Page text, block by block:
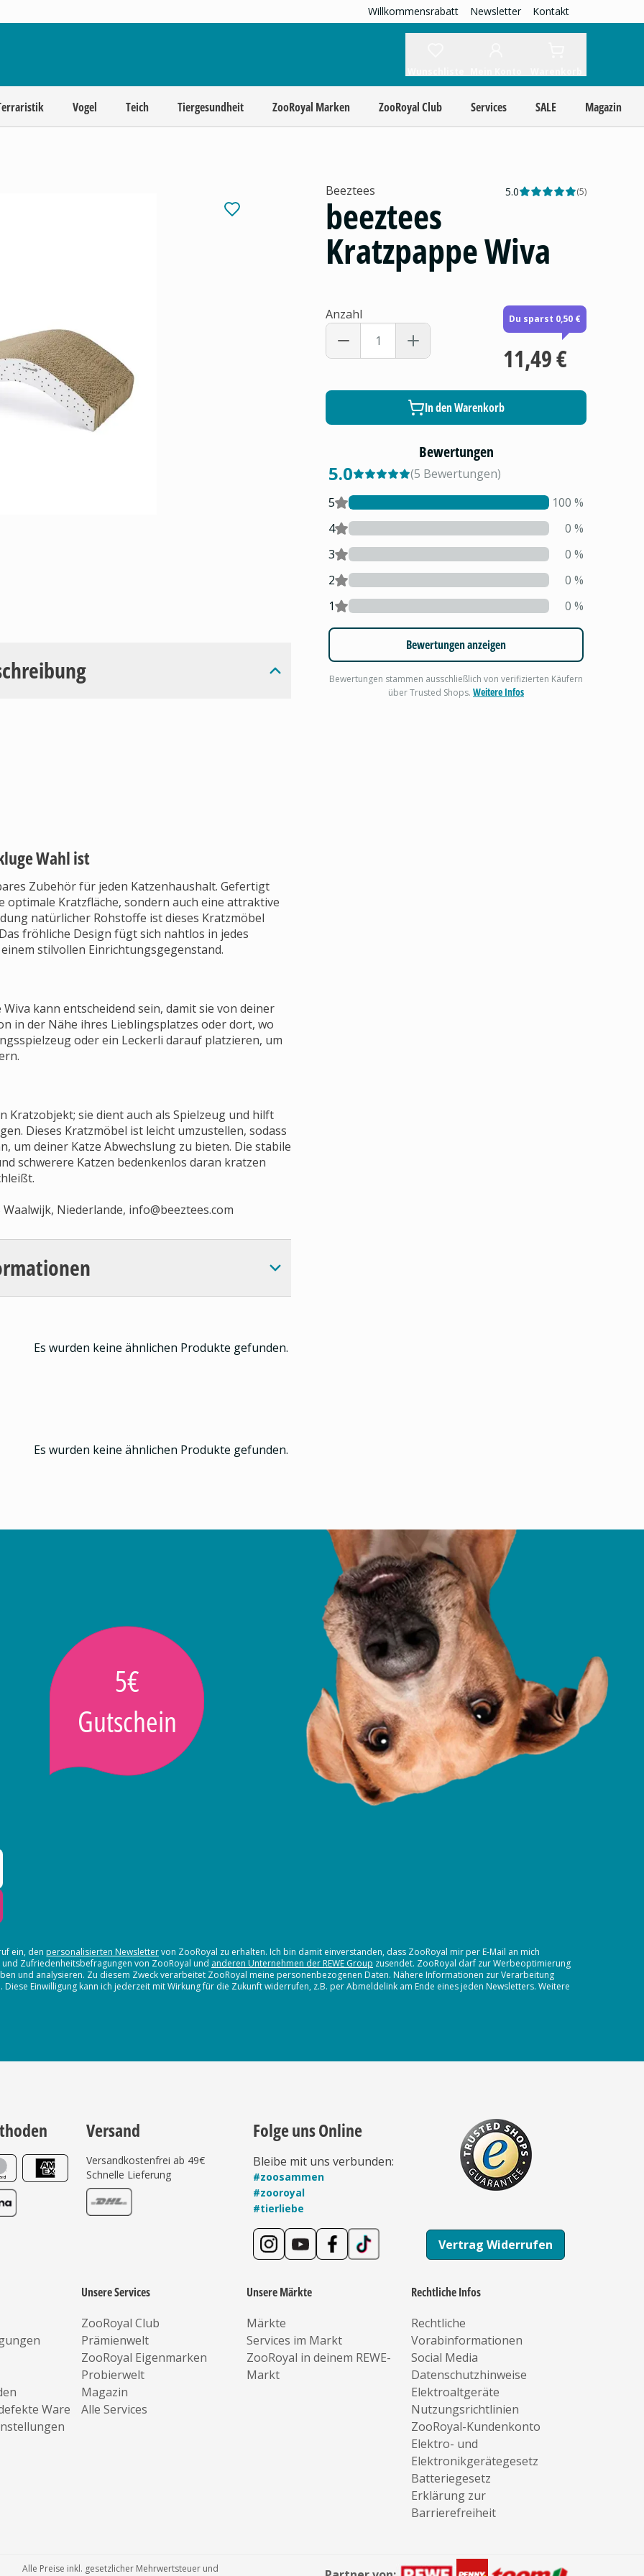
Willkommensrabatt Newsletter Kontakt
Vogel Teich Tiergesundheit ZooRoyal Marken ZooRoyal Club Services SALE Magazin
Wahl ist
Zubehör für jeden Katzenhaushalt. Gefertigt
Kratzfläche, sondern auch eine attraktive
natürlicher Rohstoffe ist dieses Kratzmöbel
fröhliche Design fügt sich nahtlos in jedes
stilvollen Einrichtungsgegenstand.
kann entscheidend sein, damit sie von deiner
in der Nähe ihres Lieblingsplatzes oder dort, wo
oder ein Leckerli darauf platzieren, um
Kratzobjekt; sie dient auch als Spielzeug und hilft
Dieses Kratzmöbel ist leicht umzustellen, sodass
um deiner Katze Abwechslung zu bieten. Die stabile
schwerere Katzen bedenkenlos daran kratzen
Niederlande, info@beeztees.com
Beeztees 5.0 (5)
beeztees
Kratzpappe Wiva
Anzahl Du sparst 0,50 €
11,49 €
In den Warenkorb
Bewertungen
5.0 (5 Bewertungen)
5
100 %
4
0 %
3
0 %
2
0 %
1
0 %
Bewertungen anzeigen
Bewertungen stammen ausschließlich von verifizierten Käufern
über Trusted Shops.Weitere Infos
Es wurden keine ähnlichen Produkte gefunden.
Es wurden keine ähnlichen Produkte gefunden.
5€
Gutschein
ein, den personalisierten Newslettervon ZooRoyal zu erhalten. Ich bin damit einverstanden, dass ZooRoyal mir per E-Mail an mich
Zufriedenheitsbefragungen von ZooRoyal und anderen Unternehmen der REWE Group zusendet. ZooRoyal darf zur Werbeoptimierung
und analysieren. Zu diesem Zweck verarbeitet ZooRoyal meine personenbezogenen Daten. Nähere Informationen zur Verarbeitung
Einwilligung kann ich jederzeit mit Wirkung für die Zukunft widerrufen, z.B. per Abmeldelink am Ende eines jeden Newsletters. Weitere
Versand
Versandkostenfrei ab 49€
Schnelle Lieferung
Folge uns Online
Bleibe mit uns verbunden:
#zoosammen
#zooroyal
#tierliebe
Vertrag Widerrufen
Ware
Unsere Services
ZooRoyal Club
Prämienwelt
ZooRoyal Eigenmarken
Probierwelt
Magazin
Alle Services
Unsere Märkte
Märkte
Services im Markt
ZooRoyal in deinem REWE-
Markt
Rechtliche Infos
Rechtliche
Vorabinformationen
Social Media
Datenschutzhinweise
Elektroaltgeräte
Nutzungsrichtlinien
ZooRoyal-Kundenkonto
Elektro- und
Elektronikgerätegesetz
Batteriegesetz
Erklärung zur
Barrierefreiheit
Alle Preise inkl. gesetzlicher Mehrwertsteuer und